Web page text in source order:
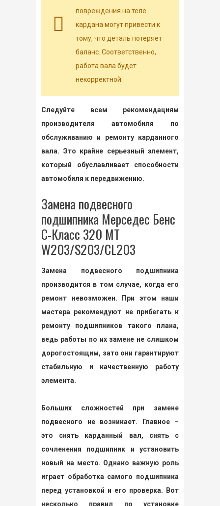
повреждения на теле
кардана могут привести к
тому, что деталь потеряет
баланс. Соответственно,
работа вала будет
некорректной.
Следуйте всем рекомендациям
производителя автомобиля по
обслуживанию и ремонту карданного
вала. Это крайне серьезный элемент,
который обуславливает способности
автомобиля к передвижению.
Замена подвесного
подшипника Мерседес Бенс
С-Класс 320 MT
W203/S203/CL203
Замена подвесного подшипника
производится в том случае, когда его
ремонт невозможен. При этом наши
мастера рекомендуют не прибегать к
ремонту подшипников такого плана,
ведь работы по их замене не слишком
дорогостоящим, зато они гарантируют
стабильную и качественную работу
элемента.
Больших сложностей при замене
подвесного не возникает. Главное –
это снять карданный вал, снять с
сочленения подшипник и установить
новый на место. Однако важную роль
играет обработка самого подшипника
перед установкой и его проверка. Вот
несколько правил по установке